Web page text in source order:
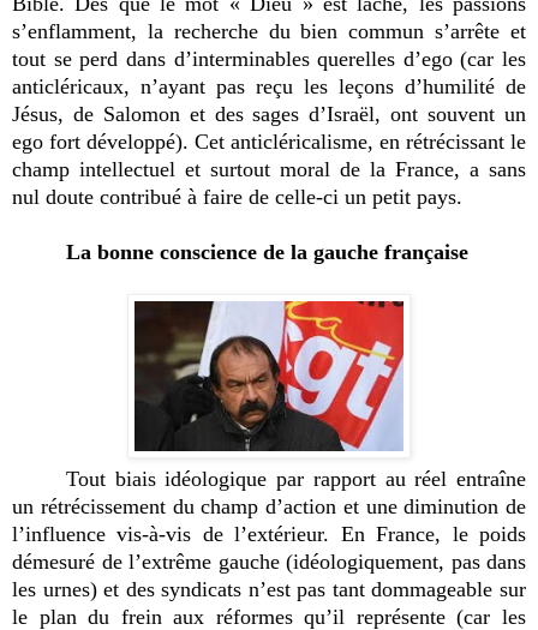
s’enflamment, la recherche du bien commun s’arrête et
tout se perd dans d’interminables querelles d’ego (car les
anticléricaux, n’ayant pas reçu les leçons d’humilité de
Jésus, de Salomon et des sages d’Israël, ont souvent un
ego fort développé). Cet anticléricalisme, en rétrécissant le
champ intellectuel et surtout moral de la France, a sans
nul doute contribué à faire de celle-ci un petit pays.
La bonne conscience de la gauche française
Tout biais idéologique par rapport au réel entraîne
un rétrécissement du champ d’action et une diminution de
l’influence vis-à-vis de l’extérieur. En France, le poids
démesuré de l’extrême gauche (idéologiquement, pas dans
les urnes) et des syndicats n’est pas tant dommageable sur
le plan du frein aux réformes qu’il représente (car les